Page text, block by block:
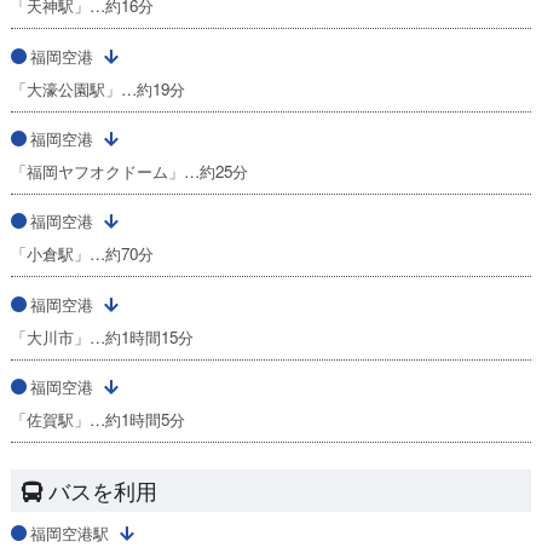
「天神駅」…約16分
福岡空港
「大濠公園駅」…約19分
福岡空港
「福岡ヤフオクドーム」…約25分
福岡空港
「小倉駅」…約70分
福岡空港
「大川市」…約1時間15分
福岡空港
「佐賀駅」…約1時間5分
バスを利用
福岡空港駅